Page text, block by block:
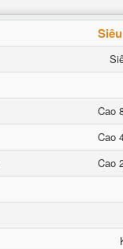
Cao
Cao
Cao